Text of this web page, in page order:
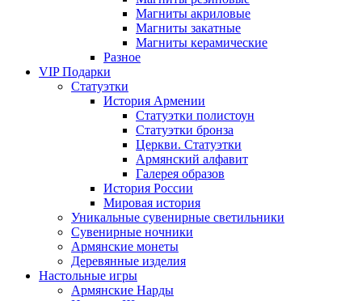
Магниты акриловые
Магниты закатные
Магниты керамические
Разное
VIP Подарки
Статуэтки
История Армении
Статуэтки полистоун
Статуэтки бронза
Церкви. Статуэтки
Армянский алфавит
Галерея образов
История России
Мировая история
Уникальные сувенирные светильники
Сувенирные ночники
Армянские монеты
Деревянные изделия
Настольные игры
Армянские Нарды